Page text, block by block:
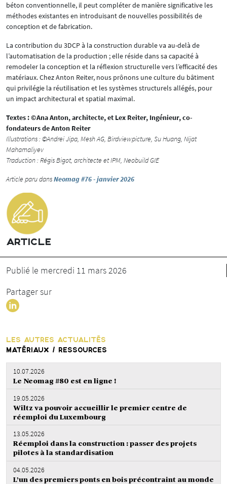
béton conventionnelle, il peut compléter de manière significative les
méthodes existantes en introduisant de nouvelles possibilités de
conception et de fabrication.
La contribution du 3DCP à la construction durable va au-delà de
l’automatisation de la production ; elle réside dans sa capacité à
remodeler la conception et la réflexion structurelle vers l’efficacité des
matériaux. Chez Anton Reiter, nous prônons une culture du bâtiment
qui privilégie la réutilisation et les systèmes structurels allégés, pour
un impact architectural et spatial maximal.
Textes : ©Ana Anton, architecte, et Lex Reiter, Ingénieur, co-
fondateurs de Anton Reiter
Illustrations : ©Andrei Jipa, Mesh AG, Birdviewpicture, Su Huang, Nijat
Mahamaliyev
Traduction : Régis Bigot, architecte et IPM, Neobuild GIE
Article paru dansNeomag #76 - janvier 2026
ARTICLE
Publié le mercredi 11 mars 2026
Partager sur
LES AUTRES ACTUALITÉS
MATÉRIAUX / RESSOURCES
10.07.2026
Le Neomag #80 est en ligne !
19.05.2026
Wiltz va pouvoir accueillir le premier centre de
réemploi du Luxembourg
13.05.2026
Réemploi dans la construction : passer des projets
pilotes à la standardisation
04.05.2026
L’un des premiers ponts en bois précontraint au monde